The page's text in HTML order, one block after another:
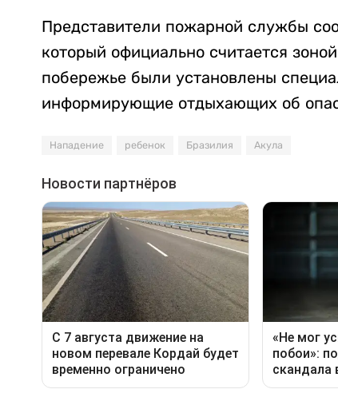
Представители пожарной службы
который официально считается
побережье были установлены
информирующие отдыхающих об
Нападение ребенок Бразилия Акула